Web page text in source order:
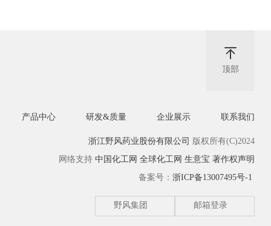
顶部
产品中心 研发&质量 企业展示 联系我们
浙江野风药业股份有限公司 版权所有(C)2024
网络支持中国化工网 全球化工网 生意宝 著作权声明
备案号：浙ICP备13007495号-1
邮箱登录
野风集团